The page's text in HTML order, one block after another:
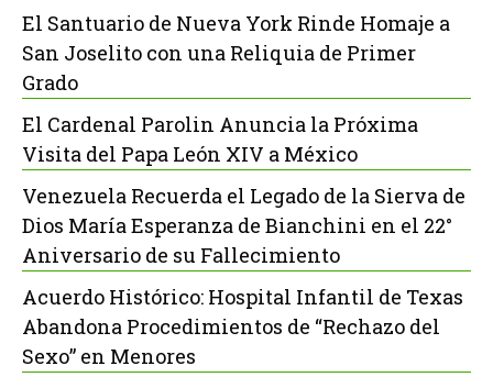
El Santuario de Nueva York Rinde Homaje a
San Joselito con una Reliquia de Primer
Grado
El Cardenal Parolin Anuncia la Próxima
Visita del Papa León XIV a México
Venezuela Recuerda el Legado de la Sierva de
Dios María Esperanza de Bianchini en el 22°
Aniversario de su Fallecimiento
Acuerdo Histórico: Hospital Infantil de Texas
Abandona Procedimientos de “Rechazo del
Sexo” en Menores